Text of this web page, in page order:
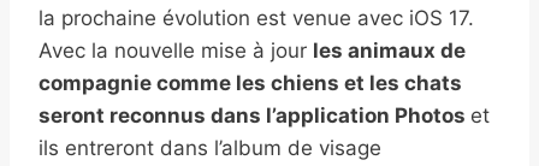
la prochaine évolution est venue avec iOS 17.
Avec la nouvelle mise à jour les animaux de
compagnie comme les chiens et les chats
seront reconnus dans l’application Photos et
ils entreront dans l’album de visage